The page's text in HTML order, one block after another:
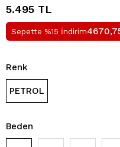
5.495 TL
Sepette %15 İndirim
Renk
PETROL
Beden